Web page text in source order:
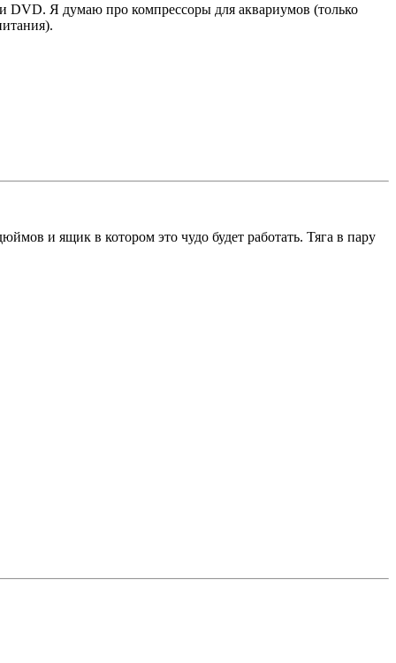
DVD. Я думаю про компрессоры для аквариумов (только
и ящик в котором это чудо будет работать. Тяга в пару